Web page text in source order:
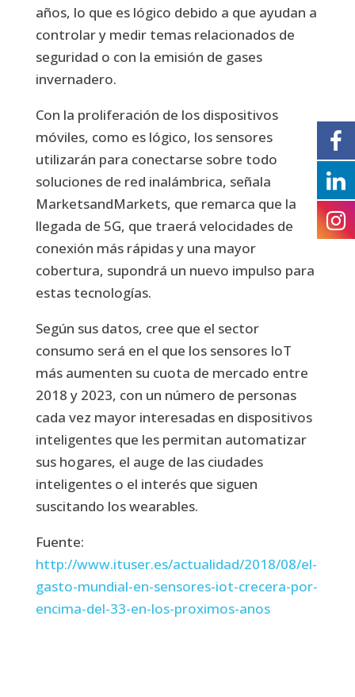
años, lo que es lógico debido a que ayudan a
controlar y medir temas relacionados de
seguridad o con la emisión de gases
invernadero.
Con la proliferación de los dispositivos
móviles, como es lógico, los sensores
utilizarán para conectarse sobre todo
soluciones de red inalámbrica, señala
MarketsandMarkets, que remarca que la
llegada de 5G, que traerá velocidades de
conexión más rápidas y una mayor
cobertura, supondrá un nuevo impulso para
estas tecnologías.
Según sus datos, cree que el sector
consumo será en el que los sensores IoT
más aumenten su cuota de mercado entre
2018 y 2023, con un número de personas
cada vez mayor interesadas en dispositivos
inteligentes que les permitan automatizar
sus hogares, el auge de las ciudades
inteligentes o el interés que siguen
suscitando los wearables.
Fuente:
http://www.ituser.es/actualidad/2018/08/el-
gasto-mundial-en-sensores-iot-crecera-por-
encima-del-33-en-los-proximos-anos